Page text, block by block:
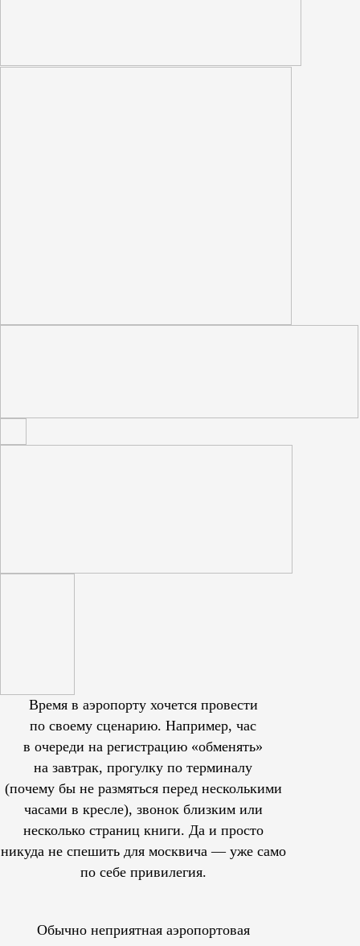
Время в аэропорту хочется провести
по своему сценарию. Например, час
в очереди на регистрацию «обменять»
на завтрак, прогулку по терминалу
(почему бы не размяться перед несколькими
часами в кресле), звонок близким или
несколько страниц книги. Да и просто
никуда не спешить для москвича — уже само
по себе привилегия.
Обычно неприятная аэропортовая